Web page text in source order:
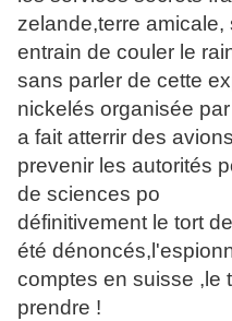
zelande,terre
entrain de couler le
sans parler de cette
nickelés organisée
a fait atterrir des
prevenir les autorités
de sciences po
définitivement le tort
été
comptes en suisse ,le
prendre !